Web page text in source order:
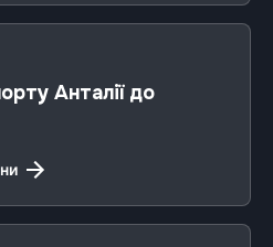
Анталії до